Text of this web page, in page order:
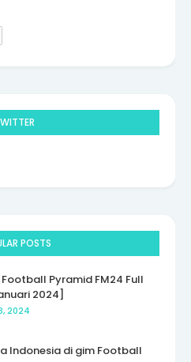
POSTS
Pyramid FM24 Full
2024]
2024
Indonesia di gim Football